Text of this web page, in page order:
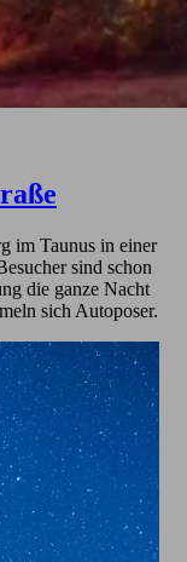
im Taunus in einer
sind schon
die ganze Nacht
sich Autoposer.